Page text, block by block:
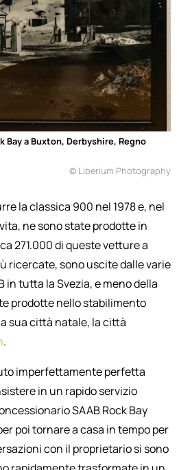
Bay a Buxton, Derbyshire, Regno
© Liberium Photography
la classica 900 nel 1978 e, nel
ne sono state prodotte in
271.000 di queste vetture a
ricercate, sono uscite dalle varie
in tutta la Svezia, e meno della
prodotte nello stabilimento
sua città natale, la città
.
imperfettamente perfetta
in un rapido servizio
SAAB Rock Bay
poi tornare a casa in tempo per
con il proprietario si sono